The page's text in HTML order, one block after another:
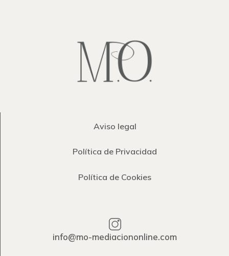
Aviso legal
Política de Privacidad
Política de Cookies
info@mo-mediaciononline.com